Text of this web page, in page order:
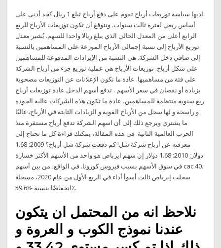
لديها سياسة توزيعات أرباح تقوم على دفع أرباح تبلغ 1 ريال كحد أدنى على
أساس ربعي لفترة ثالث سنوات. ونتوقع أن تكون توزيعات الأرباح للربع
الرابع أعلى من المعدل الحالي الذي يبلغ ريالا واحدا للسهم. يُشير معدل
توزيع الأرباح إلى نسبة إجمالي الأرباح الموزعة على المساهمين بالنسبة
إلى صافي دخل الشركة. هي النسبة من الإيرادات المدفوعة للمساهمين
على شكل أرباح. توزيعات الأرباح هي عملية توزيع جزء من أرباح الشركة
على فئة من مساهميها. عادة ما تكون الإعلانات عن التوزيعات مصحوبة
بزيادة أو نقصان في سعر الأسهم . تدفع أسهم الدخل عادة توزيعات أرباح
ربع سنوية منتظمة للمساهمين، عادة ما تكون هذه الشركات عالية الجودة
و راسخة و لها سجل من الأرباح القوية و الزيادات الثابتة في الأرباح، غالبًا
ما يشتري ويرجع ذلك إلى أن اسهم الشركة تدفع أرباح مستقرة منذ
الحرب العالمية الثانية. في هذه المقالة، يمكنك قراءة كل ما تحتاج إلى
معرفته عن أرباح شركة شل! كم دفعت شركة شل أرباح؟ 2009: 1.68
دولار; 2010: 1.68 دولار إن سهم ايرباص هو واحد من الأسهم الأكثر خسارة
في سوق الأسهم بسبب فيروس كورونا. في الواقع، من بين أسهم cac 40،
سجلت إيرباص ثالث أسوأ أداء في الربع الأول من عام 2020، مسجلة
انخفاضًا بنسبة -59.68٪.
نلاحظ انه من المحتمل ان يتكون
عندنا نموذج الكوب و العروة و